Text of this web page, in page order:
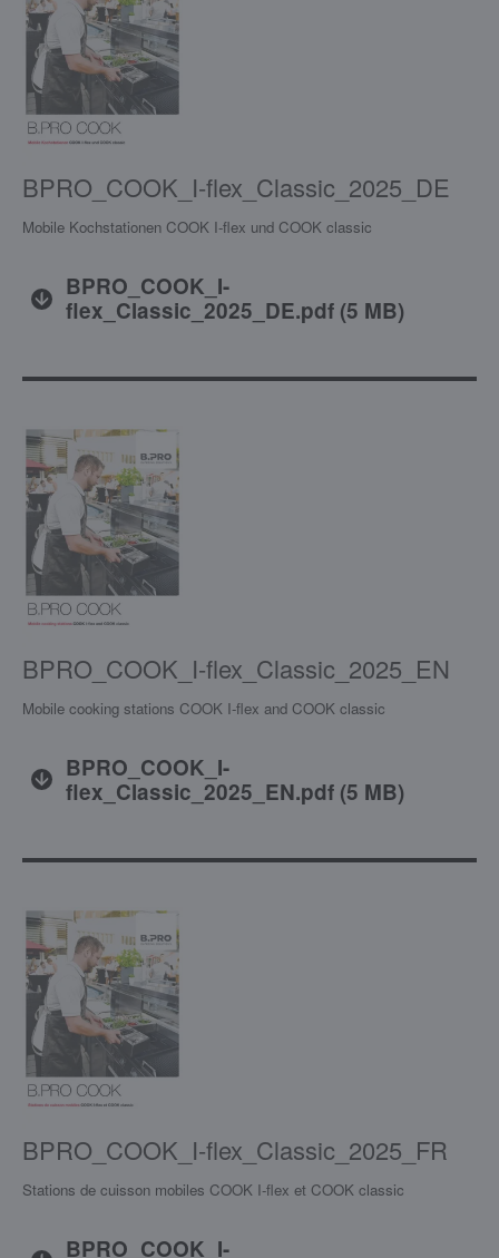
BPRO_COOK_I-flex_Classic_2025_DE
Mobile Kochstationen COOK I-flex und COOK classic
BPRO_COOK_I-
flex_Classic_2025_DE.pdf(5 MB)
BPRO_COOK_I-flex_Classic_2025_EN
Mobile cooking stations COOK I-flex and COOK classic
BPRO_COOK_I-
flex_Classic_2025_EN.pdf(5 MB)
BPRO_COOK_I-flex_Classic_2025_FR
Stations de cuisson mobiles COOK I-flex et COOK classic
BPRO_COOK_I-